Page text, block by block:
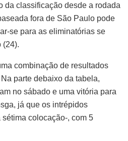
da classificação desde a rodada
fora de São Paulo pode
se para as eliminatórias se
(24).
combinação de resultados
parte debaixo da tabela,
no sábado e uma vitória para
já que os intrépidos
colocação-, com 5